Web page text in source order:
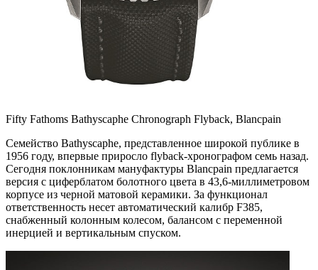
Fifty Fathoms Bathyscaphe Chronograph Flyback, Blancpain
Семейство Bathyscaphe, представленное широкой публике в
1956 году, впервые приросло flyback-хронографом семь назад.
Сегодня поклонникам мануфактуры Blancpain предлагается
версия с циферблатом болотного цвета в 43,6-миллиметровом
корпусе из черной матовой керамики. За функционал
ответственность несет автоматический калибр F385,
снабженный колонным колесом, балансом с переменной
инерцией и вертикальным спуском.